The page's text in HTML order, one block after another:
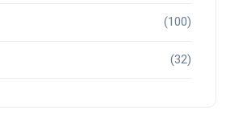
(100)
(32)